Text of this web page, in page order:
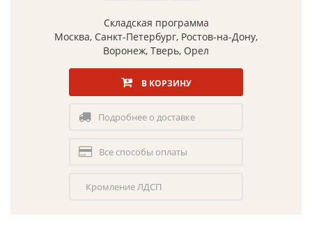
Складская программа
Москва, Санкт-Петербург, Ростов-на-Дону,
Воронеж, Тверь, Орел
В КОРЗИНУ
Подробнее о доставке
Все способы оплаты
Кромление ЛДСП